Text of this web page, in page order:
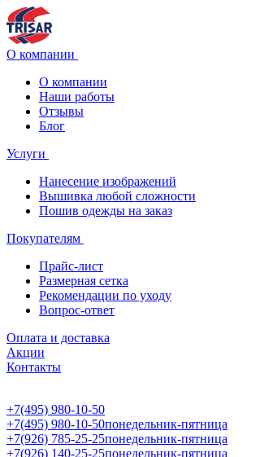
О компании
О компании
Наши работы
Отзывы
Блог
Услуги
Нанесение изображений
Вышивка любой сложности
Пошив одежды на заказ
Покупателям
Прайс-лист
Размерная сетка
Рекомендации по уходу
Вопрос-ответ
Оплата и доставка
Акции
Контакты
+7(495) 980-10-50
+7(495) 980-10-50понедельник-пятница
+7(926) 785-25-25понедельник-пятница
+7(926) 140-25-25понедельник-пятница